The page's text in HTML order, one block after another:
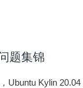
题集锦
Ubuntu Kylin